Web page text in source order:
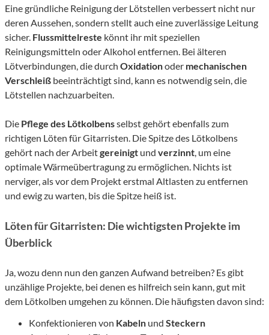
Eine gründliche Reinigung der Lötstellen verbessert nicht nur
deren Aussehen, sondern stellt auch eine zuverlässige Leitung
sicher. Flussmittelreste könnt ihr mit speziellen
Reinigungsmitteln oder Alkohol entfernen. Bei älteren
Lötverbindungen, die durch Oxidationoder mechanischen
Verschleiß beeinträchtigt sind, kann es notwendig sein, die
Lötstellen nachzuarbeiten.
Die Pflege des Lötkolbensselbst gehört ebenfalls zum
richtigen Löten für Gitarristen. Die Spitze des Lötkolbens
gehört nach der Arbeitgereinigt und verzinnt , um eine
optimale Wärmeübertragung zu ermöglichen. Nichts ist
nerviger, als vor dem Projekt erstmal Altlasten zu entfernen
und ewig zu warten, bis die Spitze heiß ist.
Löten für Gitarristen: Die wichtigsten Projekte im
Überblick
Ja, wozu denn nun den ganzen Aufwand betreiben? Es gibt
unzählige Projekte, bei denen es hilfreich sein kann, gut mit
dem Lötkolben umgehen zu können. Die häufigsten davon sind:
Konfektionieren von Kabeln und Steckern